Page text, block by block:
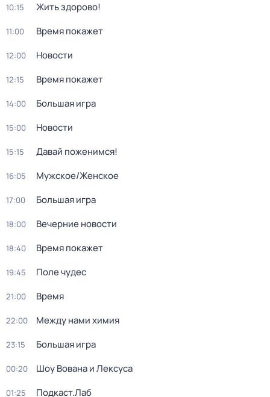
10:15 Жить здорово!
11:00 Время покажет
12:00 Новости
12:15 Время покажет
14:00 Большая игра
15:00 Новости
15:15 Давай поженимся!
16:05 Мужское/Женское
17:00 Большая игра
18:00 Вечерние новости
18:40 Время покажет
19:45 Поле чудес
21:00 Время
22:00 Между нами химия
23:15 Большая игра
00:20 Шоу Вована и Лексуса
01:25 Подкаст.Лаб